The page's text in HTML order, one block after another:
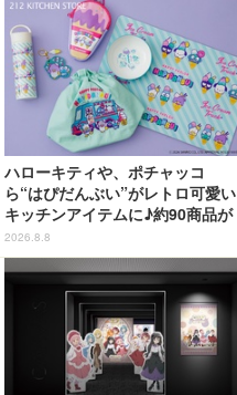
ハローキティや、ポチャッコ
ら“はぴだんぶい”がレトロ可愛い
キッチンアイテムに♪約90商品が
登場【212 KITCHEN STORE】
2026.8.8